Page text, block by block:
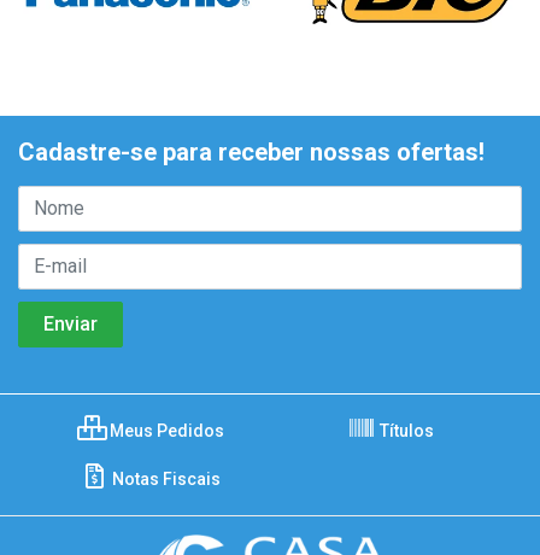
Cadastre-se para receber nossas ofertas!
Meus Pedidos Títulos
Notas Fiscais